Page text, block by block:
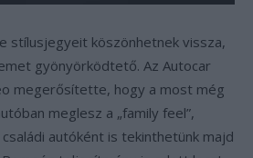
stílusjegyeit köszönhetnek vissza,
gyönyörködtető. Az Autocar
megerősítette, hogy a most még
meglesz a „family feel”,
autóként is tekinthetünk majd